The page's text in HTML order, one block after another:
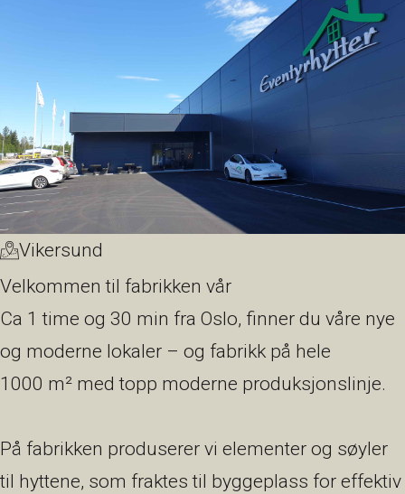
Vikersund
Velkommen til fabrikken vår
Ca 1 time og 30 min fra Oslo, finner du våre nye
og moderne lokaler – og fabrikk på hele
1000 m² med topp moderne produksjonslinje.
På fabrikken produserer vi elementer og søyler
til hyttene, som fraktes til byggeplass for effektiv